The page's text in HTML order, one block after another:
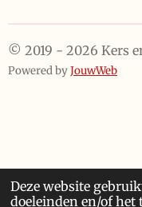
Deze website
doeleinden en/of het
© 2019 - 2026 Kers
Powered byJouwWeb